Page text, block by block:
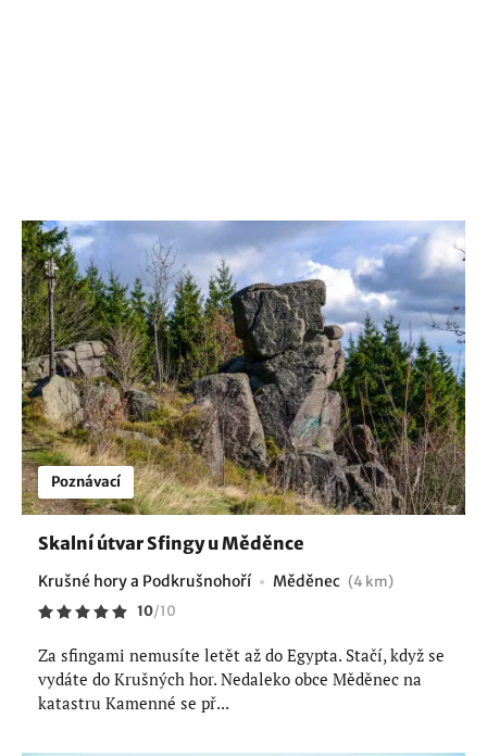
Poznávací
Skalní útvar Sfingy u Měděnce
Krušné hory a Podkrušnohoří Měděnec (4 km)
10/10
Za sfingami nemusíte letět až do Egypta. Stačí, když se
vydáte do Krušných hor. Nedaleko obce Měděnec na
katastru Kamenné se př...